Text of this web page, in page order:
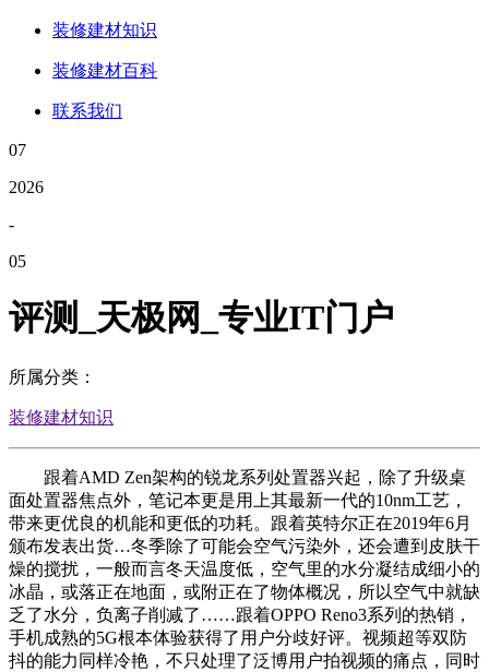
装修建材知识
装修建材百科
联系我们
07
2026
-
05
评测_天极网_专业IT门户
所属分类：
装修建材知识
跟着AMD Zen架构的锐龙系列处置器兴起，除了升级桌
面处置器焦点外，笔记本更是用上其最新一代的10nm工艺，
带来更优良的机能和更低的功耗。跟着英特尔正在2019年6月
颁布发表出货…冬季除了可能会空气污染外，还会遭到皮肤干
燥的搅扰，一般而言冬天温度低，空气里的水分凝结成细小的
冰晶，或落正在地面，或附正在了物体概况，所以空气中就缺
乏了水分，负离子削减了……跟着OPPO Reno3系列的热销，
手机成熟的5G根本体验获得了用户分歧好评。视频超等双防
抖的能力同样冷艳，不只处理了泛博用户拍视频的痛点，同时